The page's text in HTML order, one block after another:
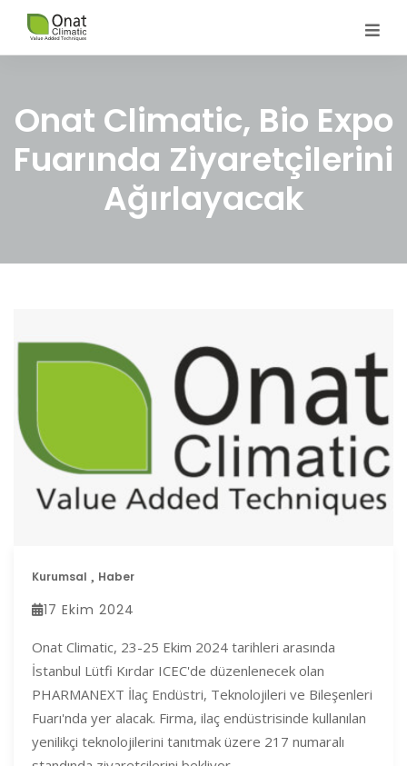
Onat Climatic, Bio Expo
Fuarında Ziyaretçilerini
Ağırlayacak
Kurumsal Haber
17 Ekim 2024
Onat Climatic, 23-25 Ekim 2024 tarihleri arasında
İstanbul Lütfi Kırdar ICEC'de düzenlenecek olan
PHARMANEXT İlaç Endüstri, Teknolojileri ve Bileşenleri
Fuarı'nda yer alacak. Firma, ilaç endüstrisinde kullanılan
yenilikçi teknolojilerini tanıtmak üzere 217 numaralı